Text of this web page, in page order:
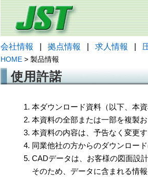
会社情報 拠点情報 求人情報
HOME > 製品情報
使用許諾
1. 本ダウンロード資料（以下、本
2. 本資料の全部または一部を複製
3. 本資料の内容は、予告なく変更
4. 同業他社の方からのダウンロード
5. CADデータは、お客様の図面設
そのため、データに含まれる情報